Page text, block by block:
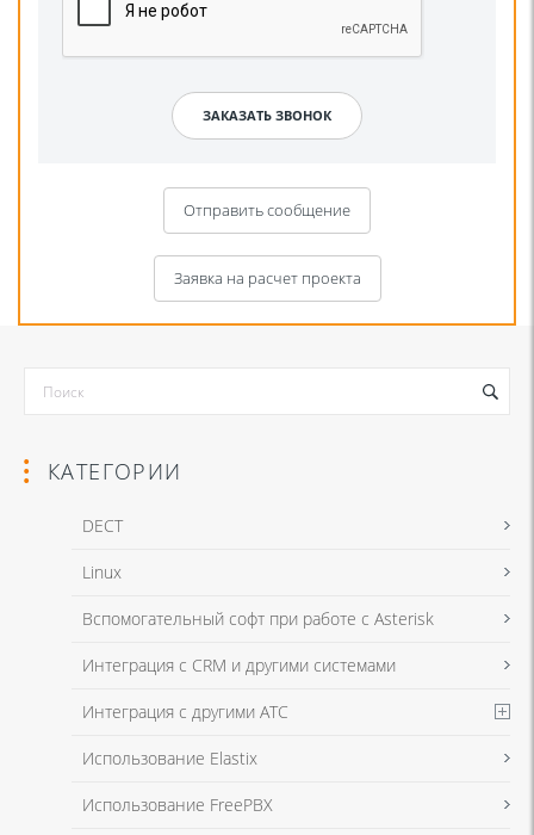
Отправить сообщение
Я даю согласие на обработку моих персональных данных для связи
в соответствии с Политикой в отношении обработки персональных
Заявка на расчет проекта
Я даю согласие на обработку моих персональных данных для связи
в соответствии с Политикой в отношении обработки персональных
КАТЕГОРИИ
DECT
Linux
Вспомогательный софт при работе с Asterisk
Интеграция с CRM и другими системами
Интеграция с другими АТС
Использование Elastix
Использование FreePBX